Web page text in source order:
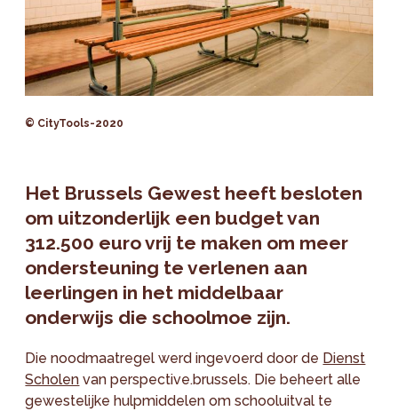
© CityTools-2020
Het Brussels Gewest heeft besloten
om uitzonderlijk een budget van
312.500 euro vrij te maken om meer
ondersteuning te verlenen aan
leerlingen in het middelbaar
onderwijs die schoolmoe zijn.
Die noodmaatregel werd ingevoerd door de Dienst
Scholen van perspective.brussels. Die beheert alle
gewestelijke hulpmiddelen om schooluitval te